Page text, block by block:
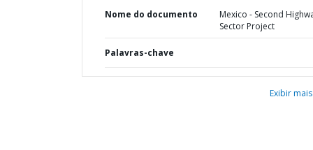
Nome do documento
Mexico - Second
Sector Project
Palavras-chave
Exibir mais